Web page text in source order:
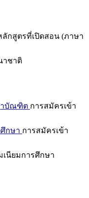
ลักสูตรที่เปิดสอน (ภาษา
าชาติ
าบัณฑิต การสมัครเข้า
กษา การสมัครเข้า
เนียมการศึกษา